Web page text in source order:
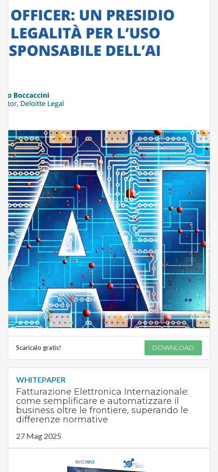
Scaricalo gratis! DOWNLOAD
WHITEPAPER
Fatturazione Elettronica Internazionale:
come semplificare e automatizzare il
business oltre le frontiere, superando le
differenze normative
27 Mag 2025